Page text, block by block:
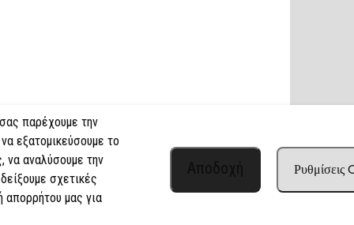
παρέχουμε την
εξατομικεύσουμε το
να αναλύσουμε την
σχετικές
απορρήτου μας για